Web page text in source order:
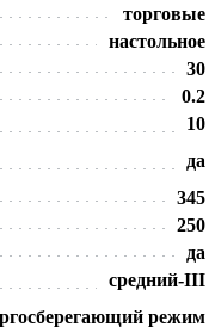
торговые
настольное
30
0.2
10
да
345
250
да
средний-III
режим